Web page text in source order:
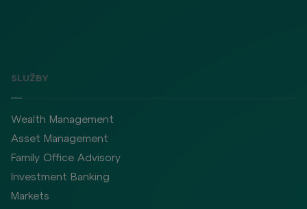
SLUŽBY
Wealth Management
Asset Management
Family Office Advisory
Investment Banking
Markets